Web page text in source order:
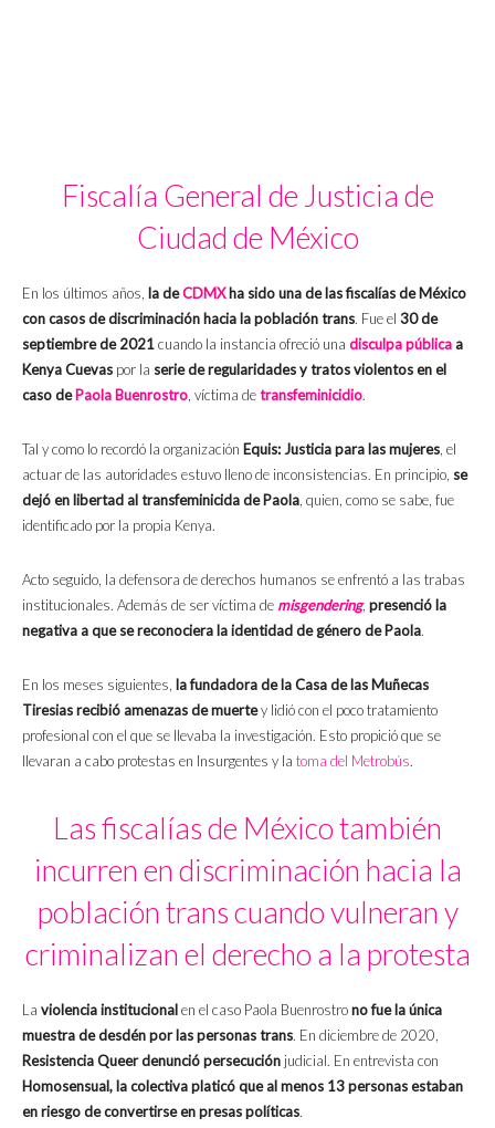
Fiscalía General de Justicia de
Ciudad de México
En los últimos años, la deCDMXha sido una de las fiscalías de México
con casos de discriminación hacia la población trans. Fue el 30 de
septiembre de 2021cuando la instancia ofreció una disculpa pública a
Kenya Cuevas por la serie de regularidades y tratos violentos en el
caso dePaola Buenrostro, víctima detransfeminicidio.
Tal y como lo recordó la organización Equis: Justicia para las mujeres, el
actuar de las autoridades estuvo lleno de inconsistencias. En principio, se
dejó en libertad al transfeminicida de Paola, quien, como se sabe, fue
identificado por la propia Kenya.
Acto seguido, la defensora de derechos humanos se enfrentó a las trabas
institucionales. Además de ser víctima de misgendering, presenció la
negativa a que se reconociera la identidad de género de Paola.
En los meses siguientes, la fundadora de la Casa de las Muñecas
Tiresias recibió amenazas de muertey lidió con el poco tratamiento
profesional con el que se llevaba la investigación. Esto propició que se
llevaran a cabo protestas en Insurgentes y la toma del Metrobús.
Las fiscalías de México también
incurren en discriminación hacia la
población trans cuando vulneran y
criminalizan el derecho a la protesta
La violencia institucionalen el caso Paola Buenrostrono fue la única
muestra de desdén por las personas trans. En diciembre de 2020,
Resistencia Queer denunció persecución judicial. En entrevista con
Homosensual, la colectiva platicó que al menos 13 personas estaban
en riesgo de convertirse en presas políticas.